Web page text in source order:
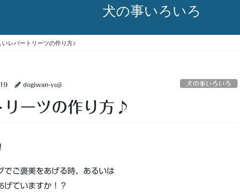
犬の事いろいろ
いレバートリーツの作り方♪
dogiwan-yuji 犬の事いろいろ
リーツの作り方♪
でご褒美をあげる時、あるいは
げていますか！？